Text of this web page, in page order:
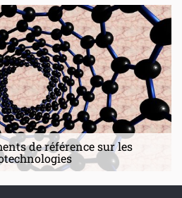
de référence sur les